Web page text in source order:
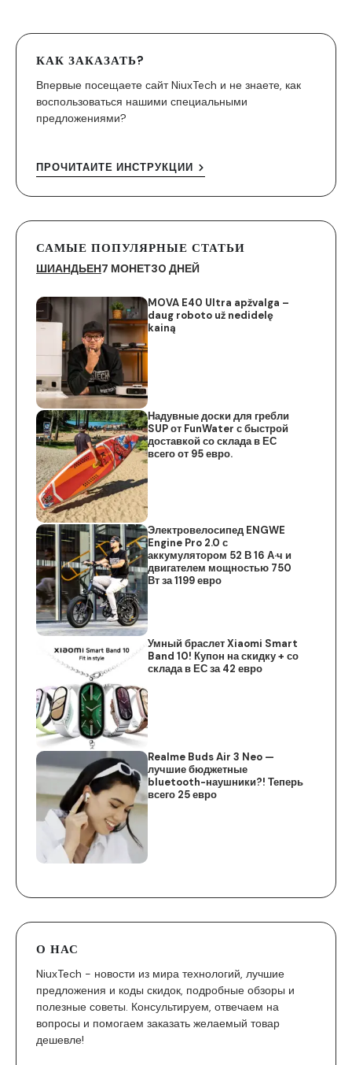
КАК ЗАКАЗАТЬ?
Впервые посещаете сайт NiuxTech и не знаете, как
воспользоваться нашими специальными
предложениями?
ПРОЧИТАЙТЕ ИНСТРУКЦИИ
САМЫЕ ПОПУЛЯРНЫЕ СТАТЬИ
ШИАНДЬЕН7 МОНЕТ30 ДНЕЙ
MOVA E40 Ultra apžvalga –
daug roboto už nedidelę
kainą
Надувные доски для гребли
SUP от FunWater с быстрой
доставкой со склада в ЕС
всего от 95 евро.
Электровелосипед ENGWE
Engine Pro 2.0 с
аккумулятором 52 В 16 А·ч и
двигателем мощностью 750
Вт за 1199 евро
Умный браслет Xiaomi Smart
Band 10! Купон на скидку + со
склада в ЕС за 42 евро
Realme Buds Air 3 Neo —
лучшие бюджетные
bluetooth-наушники?! Теперь
всего 25 евро
О НАС
NiuxTech - новости из мира технологий, лучшие
предложения и коды скидок, подробные обзоры и
полезные советы. Консультируем, отвечаем на
вопросы и помогаем заказать желаемый товар
дешевле!